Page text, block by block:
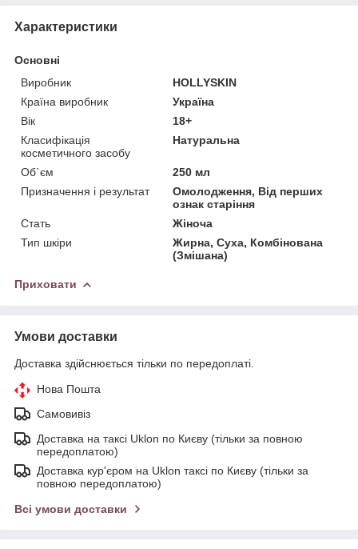
Характеристики
Основні
Виробник
HOLLYSKIN
Країна виробник
Україна
Вік
18+
Класифікація
косметичного засобу
Натуральна
Об`єм
250 мл
Призначення і результат
Омолодження, Від перших
ознак старіння
Стать
Жіноча
Тип шкіри
Жирна, Суха, Комбінована
(Змішана)
Приховати
Умови доставки
Доставка здійснюється тільки по передоплаті.
Нова Пошта
Самовивіз
Доставка на таксі Uklon по Києву (тільки за повною
передоплатою)
Доставка кур'єром на Uklon таксі по Києву (тільки за
повною передоплатою)
Всі умови доставки